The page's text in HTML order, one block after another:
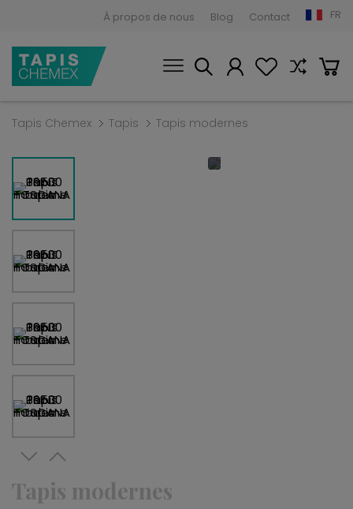
À propos de nous Blog Contact FR
Tapis Chemex Tapis Tapis modernes
Tapis modernes